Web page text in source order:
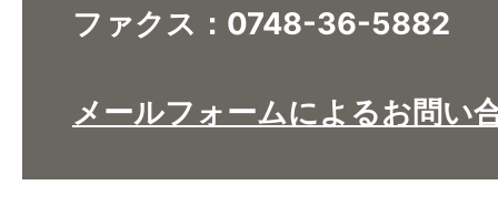
ファクス：0748-36-5882
メールフォームによるお問い